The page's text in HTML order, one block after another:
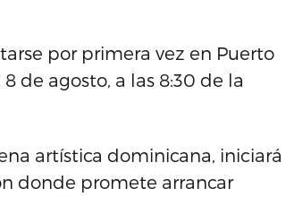
por primera vez en Puerto
de agosto, a las 8:30 de la
artística dominicana, iniciará
donde promete arrancar